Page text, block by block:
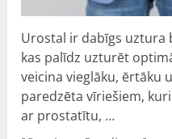
Urostal ir dabīgs uztura
kas palīdz uzturēt
veicina vieglāku, ērtāku
paredzēta vīriešiem,
ar prostatītu, …